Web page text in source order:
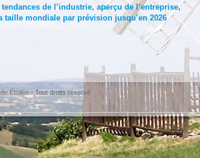
de l’industrie, aperçu de l’entreprise,
mondiale par prévision jusqu’en 2026
Étoilée - Tout droits réservé